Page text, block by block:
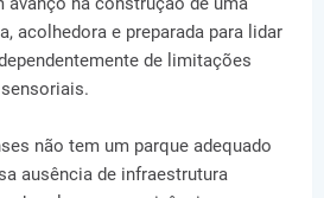
acolhedora e preparada para lidar
de limitações
não tem um parque adequado
ausência de infraestrutura